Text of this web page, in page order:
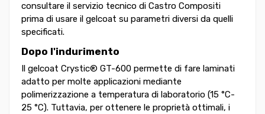
consultare il servizio tecnico di Castro Compositi
prima di usare il gelcoat su parametri diversi da quelli
specificati.
Dopo l'indurimento
Il gelcoat Crystic® GT-600 permette di fare laminati
adatto per molte applicazioni mediante
polimerizzazione a temperatura di laboratorio (15 °C-
25 °C). Tuttavia, per ottenere le proprietà ottimali, i